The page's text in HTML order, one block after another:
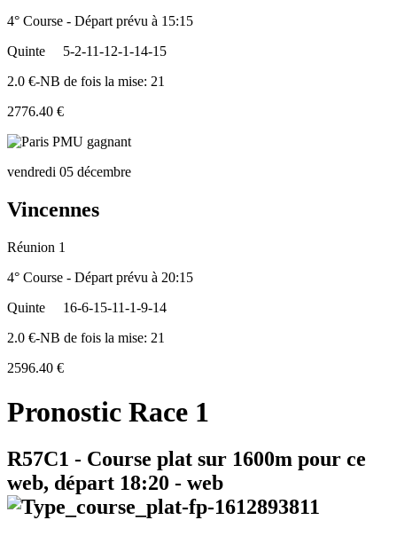
4° Course - Départ prévu à 15:15
Quinte
5-2-11-12-1-14-15
2.0 €-NB de fois la mise: 21
2776.40 €
vendredi 05 décembre
Vincennes
Réunion 1
4° Course - Départ prévu à 20:15
Quinte
16-6-15-11-1-9-14
2.0 €-NB de fois la mise: 21
2596.40 €
Pronostic Race 1
R57C1 - Course plat sur 1600m pour ce
web, départ 18:20 - web